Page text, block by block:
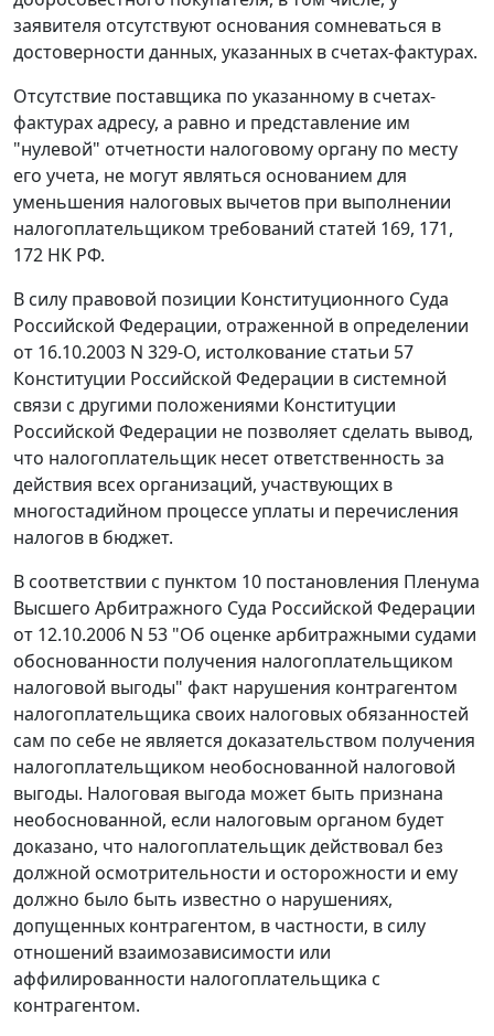
заявителя отсутствуют основания сомневаться в
достоверности данных, указанных в счетах-фактурах.
Отсутствие поставщика по указанному в счетах-
фактурах адресу, а равно и представление им
"нулевой" отчетности налоговому органу по месту
его учета, не могут являться основанием для
уменьшения налоговых вычетов при выполнении
налогоплательщиком требований статей 169, 171,
172 НК РФ.
В силу правовой позиции Конституционного Суда
Российской Федерации, отраженной в определении
от 16.10.2003 N 329-О, истолкование статьи 57
Конституции Российской Федерации в системной
связи с другими положениями Конституции
Российской Федерации не позволяет сделать вывод,
что налогоплательщик несет ответственность за
действия всех организаций, участвующих в
многостадийном процессе уплаты и перечисления
налогов в бюджет.
В соответствии с пунктом 10 постановления Пленума
Высшего Арбитражного Суда Российской Федерации
от 12.10.2006 N 53 "Об оценке арбитражными судами
обоснованности получения налогоплательщиком
налоговой выгоды" факт нарушения контрагентом
налогоплательщика своих налоговых обязанностей
сам по себе не является доказательством получения
налогоплательщиком необоснованной налоговой
выгоды. Налоговая выгода может быть признана
необоснованной, если налоговым органом будет
доказано, что налогоплательщик действовал без
должной осмотрительности и осторожности и ему
должно было быть известно о нарушениях,
допущенных контрагентом, в частности, в силу
отношений взаимозависимости или
аффилированности налогоплательщика с
контрагентом.